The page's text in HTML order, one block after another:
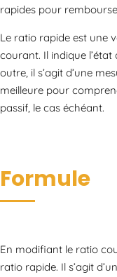
rapides pour
Le ratio rapide est une
courant. Il indique l’état
outre, il s’agit d’une
meilleure pour
passif, le cas échéant.
Formule
En modifiant le ratio
ratio rapide. Il s’agit